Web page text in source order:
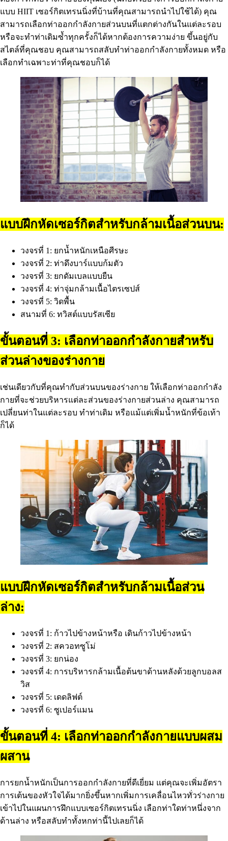
แบบ HIIT เซอร์กิตเทรนนิ่งที่บ้านที่คุณสามารถนำไปใช้ได้) คุณ
สามารถเลือกท่าออกกำลังกายส่วนบนที่แตกต่างกันในแต่ละรอบ
หรือจะทำท่าเดิมซ้ำทุกครั้งก็ได้หากต้องการความง่าย ขึ้นอยู่กับ
สไตล์ที่คุณชอบ คุณสามารถสลับทำท่าออกกำลังกายทั้งหมด หรือ
เลือกทำเฉพาะท่าที่คุณชอบก็ได้
แบบฝึกหัดเซอร์กิตสำหรับกล้ามเนื้อส่วนบน:
วงจรที่ 1: ยกน้ำหนักเหนือศีรษะ
วงจรที่ 2: ท่าดึงบาร์แบบก้มตัว
วงจรที่ 3: ยกดัมเบลแบบยืน
วงจรที่ 4: ท่าจุ่มกล้ามเนื้อไตรเซปส์
วงจรที่ 5: วิดพื้น
สนามที่ 6: ทวิสต์แบบรัสเซีย
ขั้นตอนที่ 3: เลือกท่าออกกำลังกายสำหรับ
ส่วนล่างของร่างกาย
เช่นเดียวกับที่คุณทำกับส่วนบนของร่างกาย ให้เลือกท่าออกกำลัง
กายที่จะช่วยบริหารแต่ละส่วนของร่างกายส่วนล่าง คุณสามารถ
เปลี่ยนท่าในแต่ละรอบ ทำท่าเดิม หรือแม้แต่เพิ่มน้ำหนักที่ข้อเท้า
ก็ได้
แบบฝึกหัดเซอร์กิตสำหรับกล้ามเนื้อส่วน
ล่าง:
วงจรที่ 1: ก้าวไปข้างหน้าหรือ เดินก้าวไปข้างหน้า
วงจรที่ 2: สควอทซูโม่
วงจรที่ 3: ยกน่อง
วงจรที่ 4: การบริหารกล้ามเนื้อต้นขาด้านหลังด้วยลูกบอลส
วิส
วงจรที่ 5: เดดลิฟต์
วงจรที่ 6: ซูเปอร์แมน
ขั้นตอนที่ 4: เลือกท่าออกกำลังกายแบบผสม
ผสาน
การยกน้ำหนักเป็นการออกกำลังกายที่ดีเยี่ยม แต่คุณจะเพิ่มอัตรา
การเต้นของหัวใจได้มากยิ่งขึ้นหากเพิ่มการเคลื่อนไหวทั่วร่างกาย
เข้าไปในแผนการฝึกแบบเซอร์กิตเทรนนิ่ง เลือกท่าใดท่าหนึ่งจาก
ด้านล่าง หรือสลับทำทั้งหกท่านี้ไปเลยก็ได้